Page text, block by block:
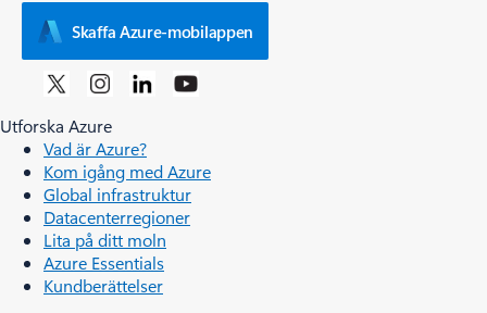
Skaffa Azure-mobilappen
Utforska Azure
Vad är Azure?
Kom igång med Azure
Global infrastruktur
Datacenterregioner
Lita på ditt moln
Azure Essentials
Kundberättelser